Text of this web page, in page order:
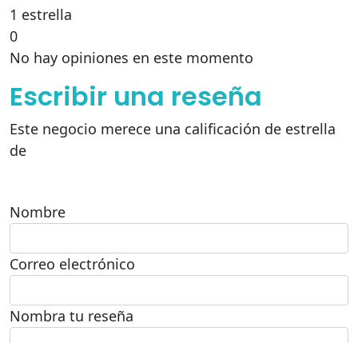
1 estrella
0
No hay opiniones en este momento
Escribir una reseña
Este negocio merece una calificación de estrella
de
Nombre
Correo electrónico
Nombra tu reseña